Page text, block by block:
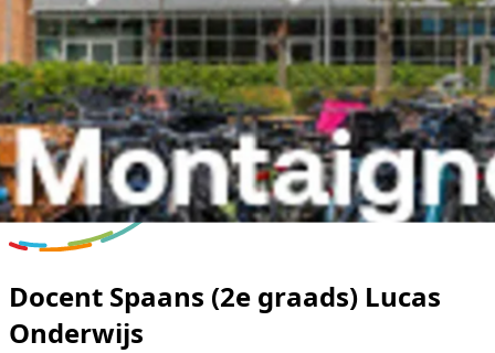
Docent Spaans (2e graads) Lucas
Onderwijs